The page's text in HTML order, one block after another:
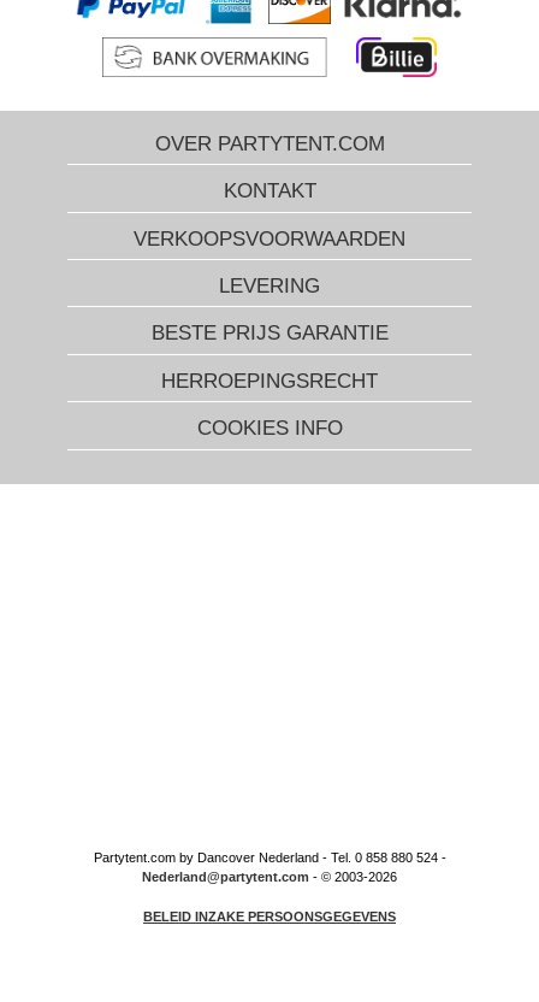
OVER PARTYTENT.COM
KONTAKT
VERKOOPSVOORWAARDEN
LEVERING
BESTE PRIJS GARANTIE
HERROEPINGSRECHT
COOKIES INFO
Partytent.com by Dancover Nederland - Tel. 0 858 880 524 -
Nederland@partytent.com - © 2003-2026
BELEID INZAKE PERSOONSGEGEVENS